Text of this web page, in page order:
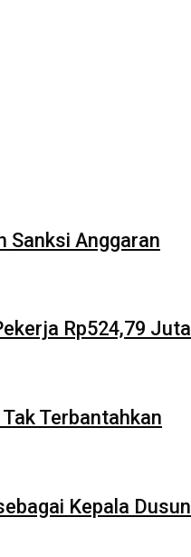
Sanksi Anggaran
Rp524,79 Juta
Terbantahkan
Kepala Dusun